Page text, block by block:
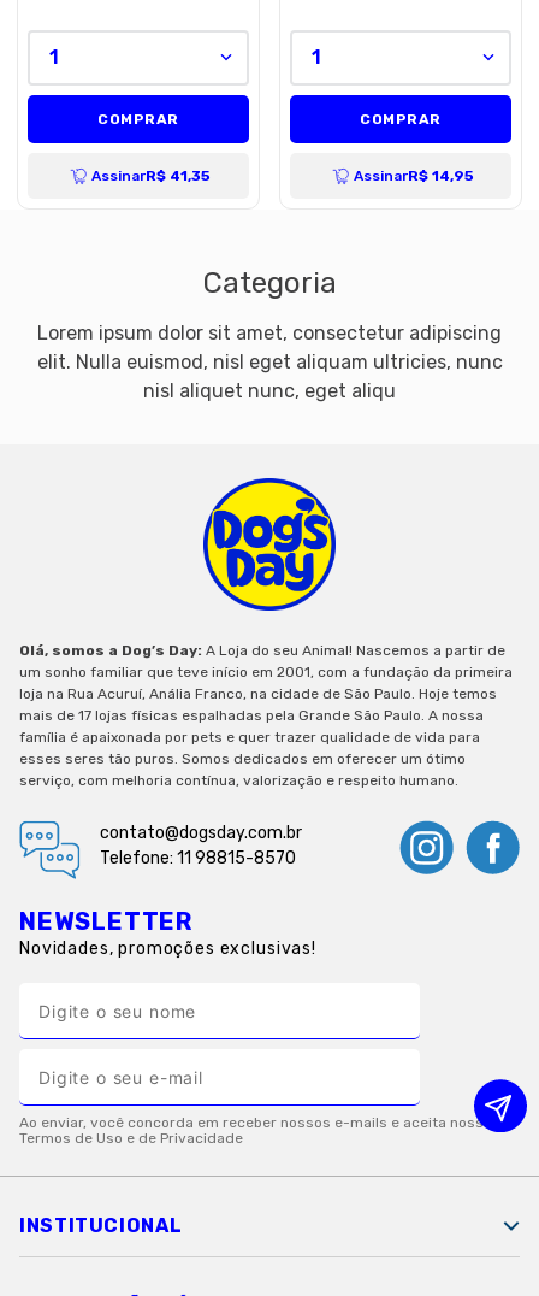
1
COMPRAR
AssinarR$ 41,35
1
COMPRAR
AssinarR$ 14,95
Categoria
Lorem ipsum dolor sit amet, consectetur adipiscing
elit. Nulla euismod, nisl eget aliquam ultricies, nunc
nisl aliquet nunc, eget aliqu
Olá, somos a Dog’s Day: A Loja do seu Animal! Nascemos a partir de
um sonho familiar que teve início em 2001, com a fundação da primeira
loja na Rua Acuruí, Anália Franco, na cidade de São Paulo. Hoje temos
mais de 17 lojas físicas espalhadas pela Grande São Paulo. A nossa
família é apaixonada por pets e quer trazer qualidade de vida para
esses seres tão puros. Somos dedicados em oferecer um ótimo
serviço, com melhoria contínua, valorização e respeito humano.
contato@dogsday.com.br
Telefone: 11 98815-8570
NEWSLETTER
Novidades, promoções exclusivas!
INSTITUCIONAL